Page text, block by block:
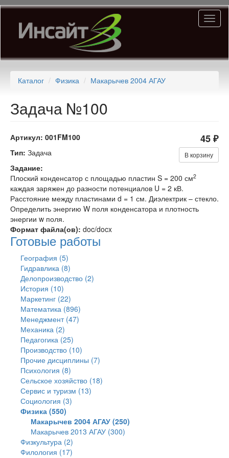
Перейти
основному
содержанию
Каталог Физика Макарычев 2004 АГАУ
Задача №100
Артикул: 001FM100 45 ₽
В корзину
Тип: Задача
Задание:
Плоский конденсатор с площадью пластин S = 200 см2
каждая заряжен до разности потенциалов U = 2 кВ.
Расстояние между пластинами d = 1 см. Диэлектрик – стекло.
Определить энергию W поля конденсатора и плотность
энергии w поля.
Формат файла(ов): doc/docx
Готовые работы
География (5)
Гидравлика (8)
Делопроизводство (2)
История (10)
Маркетинг (22)
Математика (896)
Менеджмент (47)
Механика (2)
Педагогика (25)
Производство (10)
Прочие дисциплины (7)
Психология (8)
Сельское хозяйство (18)
Сервис и туризм (13)
Социология (3)
Физика (550)
Макарычев 2004 АГАУ (250)
Макарычев 2013 АГАУ (300)
Физкультура (2)
Филология (17)